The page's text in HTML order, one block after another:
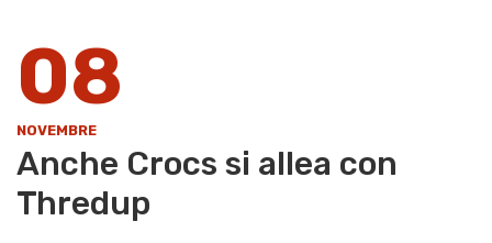
08
NOVEMBRE
Anche Crocs si allea con
Thredup